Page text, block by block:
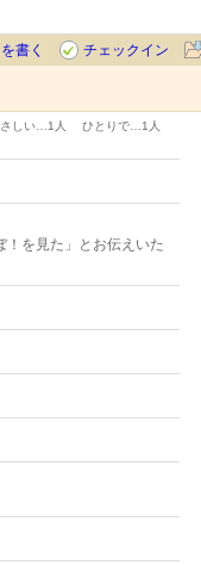
書く
チェックイン
しい… 1人 ひとりで… 1人
を見た」とお伝えいた